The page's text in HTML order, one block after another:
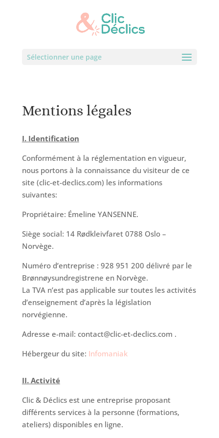
Sélectionner une page
Mentions légales
I. Identification
Conformément à la réglementation en vigueur,
nous portons à la connaissance du visiteur de ce
site (clic-et-declics.com) les informations
suivantes:
Propriétaire: Émeline YANSENNE.
Siège social: 14 Rødkleivfaret 0788 Oslo –
Norvège.
Numéro d’entreprise : 928 951 200 délivré par le
Brønnøysundregistrene en Norvège.
La TVA n’est pas applicable sur toutes les activités
d’enseignement d’après la législation
norvégienne.
Adresse e-mail: contact@clic-et-declics.com .
Hébergeur du site: Infomaniak
II. Activité
Clic & Déclics est une entreprise proposant
différents services à la personne (formations,
ateliers) disponibles en ligne.